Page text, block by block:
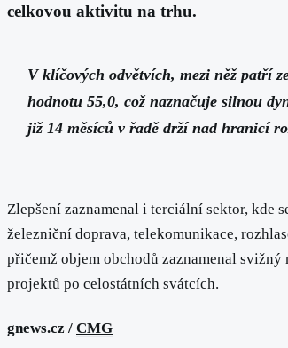
celkovou aktivitu na trhu.
V klíčových odvětvích, mezi něž patří
hodnotu 55,0, což naznačuje silnou
již 14 měsíců v řadě drží nad hranicí
Zlepšení zaznamenal i terciální sektor, kde
železniční doprava, telekomunikace,
přičemž objem obchodů zaznamenal
projektů po celostátních svátcích.
gnews.cz / CMG